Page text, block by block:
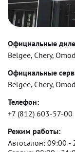
Официальные
Belgee, Chery,
Официальные
Belgee, Chery,
Телефон:
+7 (812) 603-57-00
Режим работы:
Автосалон: 09:00 -